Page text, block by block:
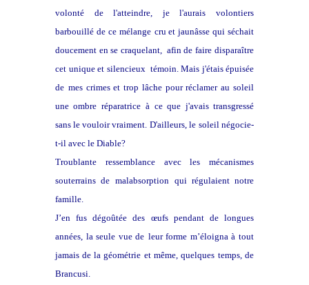
volonté de l'atteindre, je l'aurais volontiers
barbouillé de ce mélange cru et jaunâsse qui séchait
doucement en se craquelant, afin de faire disparaître
cet unique et silencieux témoin. Mais j'étais épuisée
de mes crimes et trop lâche pour réclamer au soleil
une ombre réparatrice à ce que j'avais transgressé
sans le vouloir vraiment. D'ailleurs, le soleil négocie-
t-il avec le Diable?
Troublante ressemblance avec les mécanismes
souterrains de malabsorption qui régulaient notre
famille.
J’en fus dégoûtée des œufs pendant de longues
années, la seule vue de leur forme m’éloigna à tout
jamais de la géométrie et même, quelques temps, de
Brancusi.